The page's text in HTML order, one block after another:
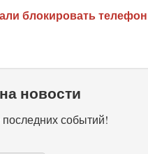
блокировать
новости
последних событий!